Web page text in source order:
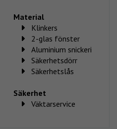
Material
Klinkers
2-glas fönster
Aluminium snickeri
Säkerhetsdörr
Säkerhetslås
Säkerhet
Väktarservice